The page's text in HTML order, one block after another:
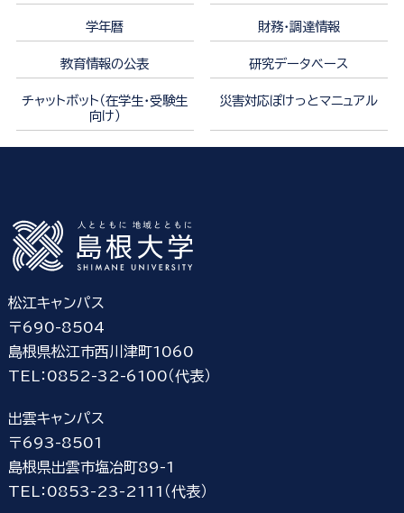
学年暦 財務・調達情報
教育情報の公表 研究データベース
チャットボット（在学生・受験生
向け）
災害対応ぽけっとマニュアル
松江キャンパス
〒690-8504
島根県松江市西川津町1060
TEL：0852-32-6100（代表）
出雲キャンパス
〒693-8501
島根県出雲市塩冶町89-1
TEL：0853-23-2111（代表）